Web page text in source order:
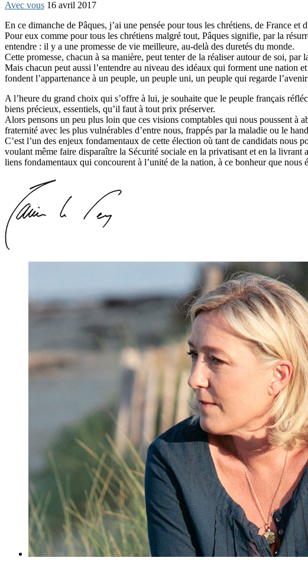
Avec vous 16 avril 2017
En ce dimanche de Pâques, j’ai une pensée pour tous les chrétiens, de France
Pour eux comme pour tous les chrétiens malgré tout, Pâques signifie, par la
entendre : il y a une promesse de vie meilleure, au-delà des duretés du monde.
Cette promesse, chacun à sa manière, peut tenter de la réaliser autour de soi,
Mais chacun peut aussi l’entendre au niveau des idéaux qui forment une nation
fondent l’appartenance à un peuple, un peuple uni, un peuple qui regarde
A l’heure du grand choix qui s’offre à lui, je souhaite que le peuple français
biens précieux, essentiels, qu’il faut à tout prix préserver.
Alors pensons un peu plus loin que ces visions comptables qui nous poussent à
fraternité avec les plus vulnérables d’entre nous, frappés par la maladie ou le
C’est l’un des enjeux fondamentaux de cette élection où tant de candidats
voulant même faire disparaître la Sécurité sociale en la privatisant et en la livrant
liens fondamentaux qui concourent à l’unité de la nation, à ce bonheur que nous